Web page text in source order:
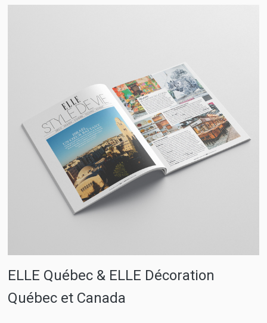
ELLE Québec & ELLE Décoration
Québec et Canada